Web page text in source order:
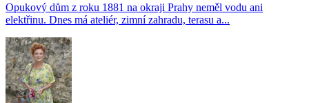
Opukový dům z roku 1881 na okraji Prahy neměl vodu ani
elektřinu. Dnes má ateliér, zimní zahradu, terasu a...